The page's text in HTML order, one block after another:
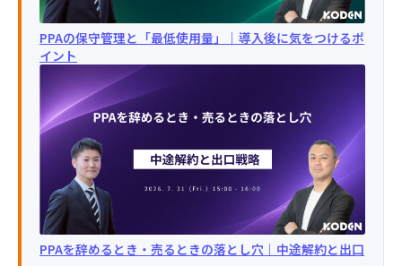
PPAの保守管理と「最低使用量」｜導入後に気をつけるポ
イント
PPAを辞めるとき・売るときの落とし穴｜中途解約と出口